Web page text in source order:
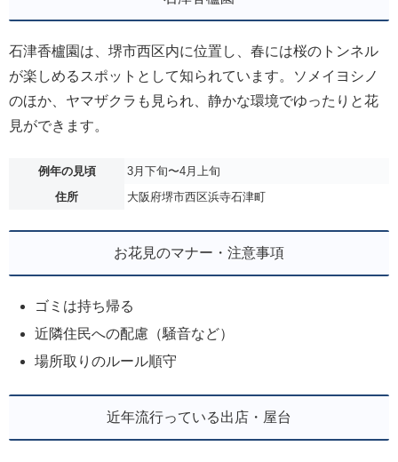
石津香櫨園は、堺市西区内に位置し、春には桜のトンネル
が楽しめるスポットとして知られています。ソメイヨシノ
のほか、ヤマザクラも見られ、静かな環境でゆったりと花
見ができます。
例年の見頃
3月下旬〜4月上旬
住所
大阪府堺市西区浜寺石津町
お花見のマナー・注意事項
ゴミは持ち帰る
近隣住民への配慮（騒音など）
場所取りのルール順守
近年流行っている出店・屋台